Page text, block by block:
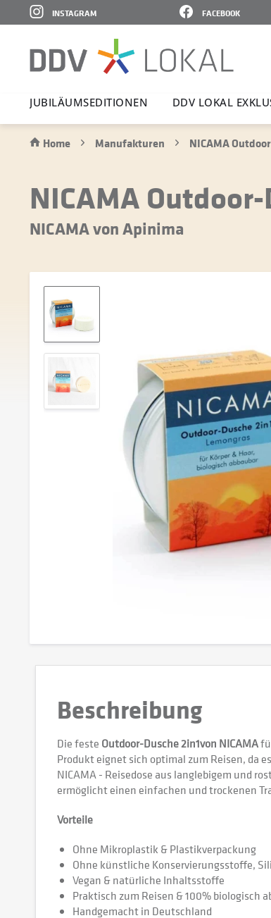
FACEBOOK
INSTAGRAM
JUBI­LÄ­UMS­E­DI­TIONEN DDV LOKAL
Home Manufakturen NICAMA
NICAMA
NICAMA von Apinima
Beschreibung
Die feste Outdoor-Dusche 2in1von NICAMA
Produkt eignet sich optimal zum Reisen, da
NICAMA - Reisedose aus langlebigem und
ermöglicht einen einfachen und trockenen
Vorteile
Ohne Mikroplastik & Plastikverpackung
Ohne künstliche Konservierungsstoffe,
Vegan & natürliche Inhaltsstoffe
Praktisch zum Reisen & 100% biologisch
Handgemacht in Deutschland